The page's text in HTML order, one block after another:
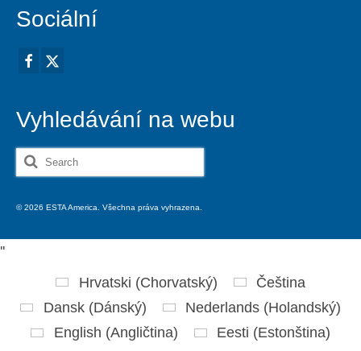
Sociální
Vyhledávání na webu
Search
for:
© 2026 ESTA America. Všechna práva vyhrazena.
''
Hrvatski (Chorvatský)
Čeština
Dansk(Dánský) Nederlands(Holandský)
English (Angličtina) Eesti (Estonština)